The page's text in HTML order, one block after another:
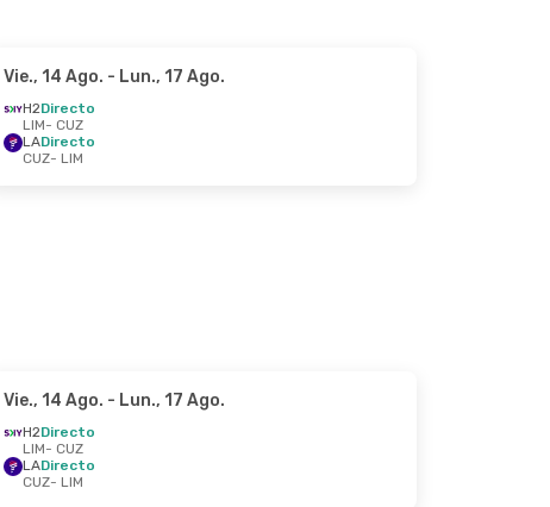
Vie., 14 Ago. - Lun., 17 Ago.
H2Directo
LIM- CUZ
LADirecto
CUZ- LIM
Vie., 14 Ago. - Lun., 17 Ago.
H2Directo
LIM- CUZ
LADirecto
CUZ- LIM